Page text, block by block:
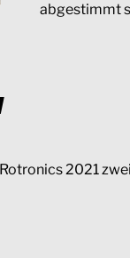
abgestimmt
2021 zwei